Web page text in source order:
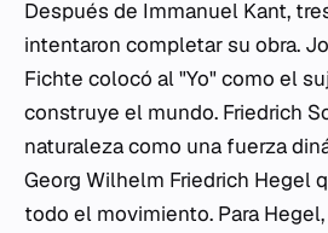
Después de Immanuel Kant,
intentaron completar su obra.
Fichte colocó al "Yo" como el
construye el mundo. Friedrich
naturaleza como una fuerza
Georg Wilhelm Friedrich Hegel
todo el movimiento. Para